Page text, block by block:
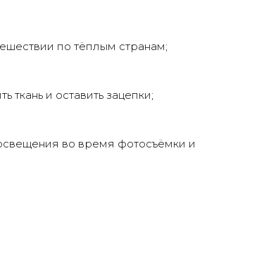
по тёплым странам;
ткань и оставить зацепки;
во время фотосъёмки и